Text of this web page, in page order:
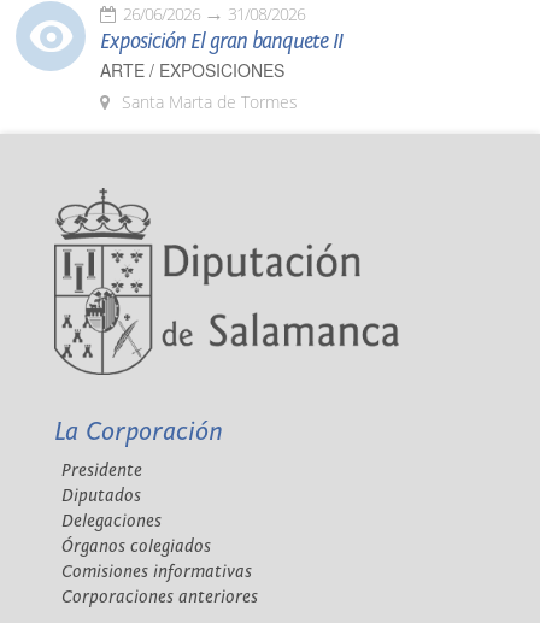
26/06/2026 31/08/2026
Exposición El gran banquete II
ARTE / EXPOSICIONES
Santa Marta de Tormes
La Corporación
Presidente
Diputados
Delegaciones
Órganos colegiados
Comisiones informativas
Corporaciones anteriores